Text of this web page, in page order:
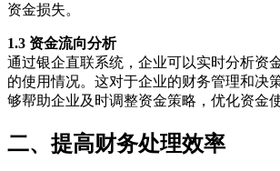
资金损失。
1.3 资金流向分析
通过银企直联系统，企业可以实时分析资
的使用情况。这对于企业的财务管理和决
够帮助企业及时调整资金策略，优化资金
二、提高财务处理效率